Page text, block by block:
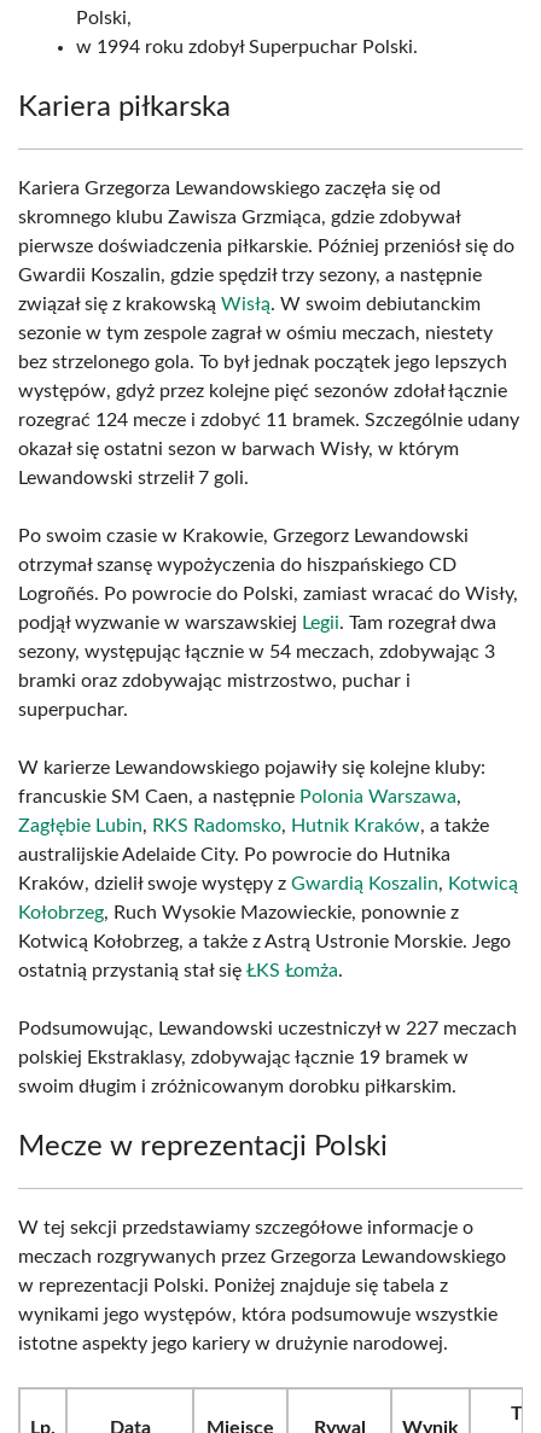
Polski,
w 1994 roku zdobył Superpuchar Polski.
Kariera piłkarska
Kariera Grzegorza Lewandowskiego zaczęła się od
skromnego klubu Zawisza Grzmiąca, gdzie zdobywał
pierwsze doświadczenia piłkarskie. Później przeniósł się do
Gwardii Koszalin, gdzie spędził trzy sezony, a następnie
związał się z krakowską Wisłą. W swoim debiutanckim
sezonie w tym zespole zagrał w ośmiu meczach, niestety
bez strzelonego gola. To był jednak początek jego lepszych
występów, gdyż przez kolejne pięć sezonów zdołał łącznie
rozegrać 124 mecze i zdobyć 11 bramek. Szczególnie udany
okazał się ostatni sezon w barwach Wisły, w którym
Lewandowski strzelił 7 goli.
Po swoim czasie w Krakowie, Grzegorz Lewandowski
otrzymał szansę wypożyczenia do hiszpańskiego CD
Logroñés. Po powrocie do Polski, zamiast wracać do Wisły,
podjął wyzwanie w warszawskiej Legii. Tam rozegrał dwa
sezony, występując łącznie w 54 meczach, zdobywając 3
bramki oraz zdobywając mistrzostwo, puchar i
superpuchar.
W karierze Lewandowskiego pojawiły się kolejne kluby:
francuskie SM Caen, a następnie Polonia Warszawa,
Zagłębie Lubin, RKS Radomsko, Hutnik Kraków, a także
australijskie Adelaide City. Po powrocie do Hutnika
Kraków, dzielił swoje występy z Gwardią Koszalin, Kotwicą
Kołobrzeg, Ruch Wysokie Mazowieckie, ponownie z
Kotwicą Kołobrzeg, a także z Astrą Ustronie Morskie. Jego
ostatnią przystanią stał się ŁKS Łomża.
Podsumowując, Lewandowski uczestniczył w 227 meczach
polskiej Ekstraklasy, zdobywając łącznie 19 bramek w
swoim długim i zróżnicowanym dorobku piłkarskim.
Mecze w reprezentacji Polski
W tej sekcji przedstawiamy szczegółowe informacje o
meczach rozgrywanych przez Grzegorza Lewandowskiego
w reprezentacji Polski. Poniżej znajduje się tabela z
wynikami jego występów, która podsumowuje wszystkie
istotne aspekty jego kariery w drużynie narodowej.
Lp. Data Miejsce Rywal Wynik
Typ